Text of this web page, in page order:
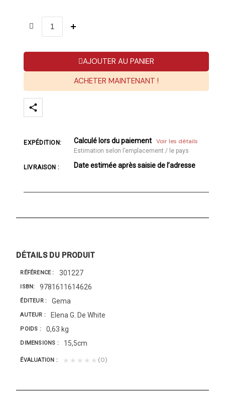
AJOUTER AU PANIER
ACHETER MAINTENANT !
EXPÉDITION: Calculé lors du paiement Voir les détails
Estimation selon l’emplacement / le pays
LIVRAISON : Date estimée après saisie de l’adresse
DÉTAILS DU PRODUIT
RÉFÉRENCE 301227
ISBN 9781611614626
ÉDITEUR Gema
AUTEUR Elena G. De White
POIDS 0,63 kg
DIMENSIONS 15,5cm
ÉVALUATION ★★★★★ (0)